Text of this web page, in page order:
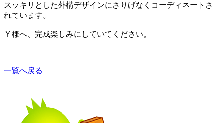
スッキリとした外構デザインにさりげなくコーディネートさ
れています。
Ｙ様へ、完成楽しみにしていてください。
一覧へ戻る